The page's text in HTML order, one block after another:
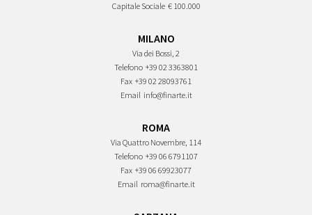
Capitale Sociale € 100.000
MILANO
Via dei Bossi, 2
Telefono +39 02 3363801
Fax +39 02 28093761
Email info@finarte.it
ROMA
Via Quattro Novembre, 114
Telefono +39 06 6791107
Fax +39 06 69923077
Email roma@finarte.it